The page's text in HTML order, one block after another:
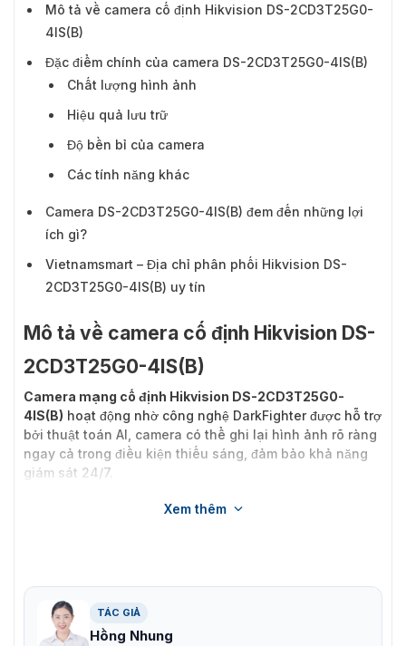
Đặc điểm chính của camera DS-2CD3T25G0-
Mô tả về camera cố định Hikvision DS-2CD3T25G0-
4IS(B)
Đặc điểm chính của camera DS-2CD3T25G0-4IS(B)
Chất lượng hình ảnh
Hiệu quả lưu trữ
Độ bền bỉ của camera
Các tính năng khác
Camera DS-2CD3T25G0-4IS(B) đem đến những lợi
ích gì?
Vietnamsmart – Địa chỉ phân phối Hikvision DS-
2CD3T25G0-4IS(B) uy tín
Mô tả về camera cố định Hikvision DS-
2CD3T25G0-4IS(B)
Camera mạng cố định Hikvision DS-2CD3T25G0-
4IS(B) hoạt động nhờ công nghệ DarkFighter được hỗ trợ
bởi thuật toán AI, camera có thể ghi lại hình ảnh rõ ràng
ngay cả trong điều kiện thiếu sáng, đảm bảo khả năng
giám sát 24/7.
Xem thêm
TÁC GIẢ
Hồng Nhung